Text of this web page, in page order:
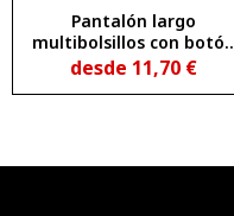
Pantalón largo
multibolsillos con botón
metálico personalizado
desde 11,70 €